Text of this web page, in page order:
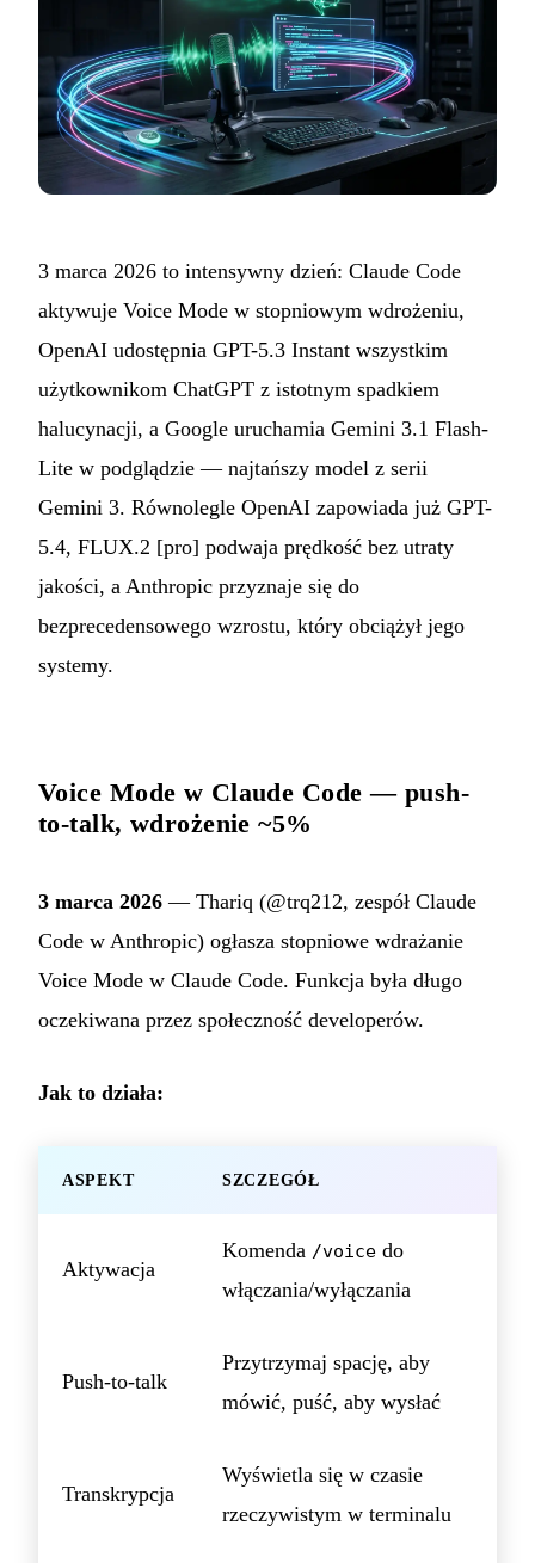
3 marca 2026 to intensywny dzień: Claude Code
aktywuje Voice Mode w stopniowym wdrożeniu,
OpenAI udostępnia GPT-5.3 Instant wszystkim
użytkownikom ChatGPT z istotnym spadkiem
halucynacji, a Google uruchamia Gemini 3.1 Flash-
Lite w podglądzie — najtańszy model z serii
Gemini 3. Równolegle OpenAI zapowiada już GPT-
5.4, FLUX.2 [pro] podwaja prędkość bez utraty
jakości, a Anthropic przyznaje się do
bezprecedensowego wzrostu, który obciążył jego
systemy.
Voice Mode w Claude Code — push-
to-talk, wdrożenie ~5%
3 marca 2026 — Thariq (@trq212, zespół Claude
Code w Anthropic) ogłasza stopniowe wdrażanie
Voice Mode w Claude Code. Funkcja była długo
oczekiwana przez społeczność developerów.
Jak to działa:
ASPEKT SZCZEGÓŁ
Aktywacja
Komenda /voice do
włączania/wyłączania
Push-to-talk
Przytrzymaj spację, aby
mówić, puść, aby wysłać
Transkrypcja
Wyświetla się w czasie
rzeczywistym w terminalu